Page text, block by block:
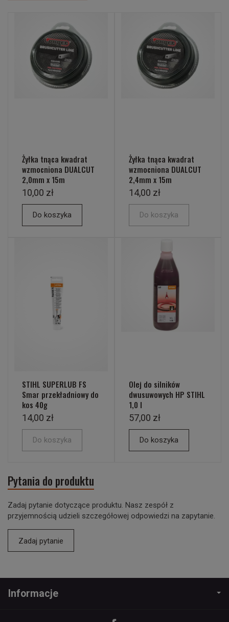
Żyłka tnąca kwadrat
wzmocniona DUALCUT
2,0mm x 15m
10,00 zł
Do koszyka
Żyłka tnąca kwadrat
wzmocniona DUALCUT
2,4mm x 15m
14,00 zł
Do koszyka
STIHL SUPERLUB FS
Smar przekładniowy do
kos 40g
14,00 zł
Do koszyka
Olej do silników
dwusuwowych HP STIHL
1,0 l
57,00 zł
Do koszyka
Pytania do produktu
Zadaj pytanie dotyczące produktu. Nasz zespół z
przyjemnością udzieli szczegółowej odpowiedzi na zapytanie.
Zadaj pytanie
Informacje